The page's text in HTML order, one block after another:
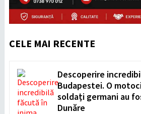
CELE MAI RECENTE
Descoperire
Budapestei. O
soldați germani au
Dunăre